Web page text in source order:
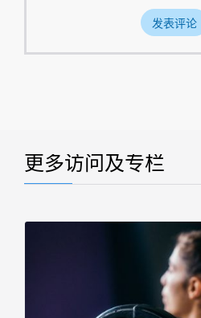
更多访问及专栏